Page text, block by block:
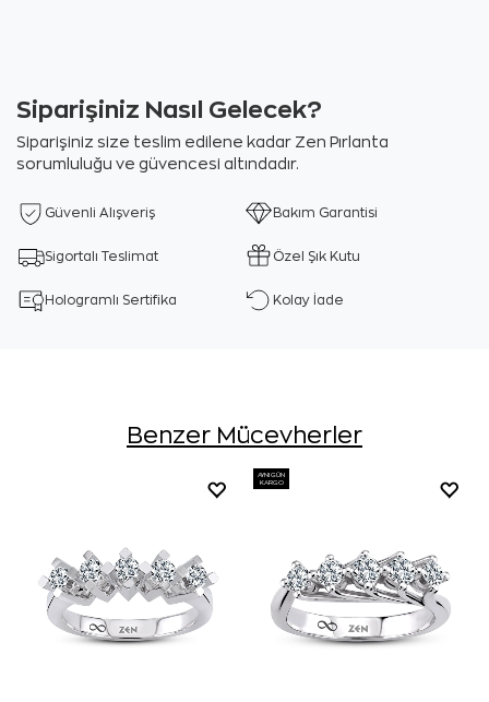
Siparişiniz Nasıl Gelecek?
Siparişiniz size teslim edilene kadar Zen Pırlanta
sorumluluğu ve güvencesi altındadır.
Güvenli Alışveriş Bakım Garantisi
Sigortalı Teslimat Özel Şık Kutu
Hologramlı Sertifika Kolay İade
Benzer Mücevherler
AYNI GÜN
KARGO